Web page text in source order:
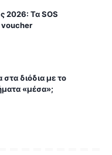
2026: Τα SOS
voucher
στα διόδια με το
«μέσα»;